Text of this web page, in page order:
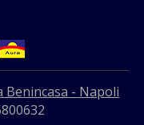
Benincasa - Napoli